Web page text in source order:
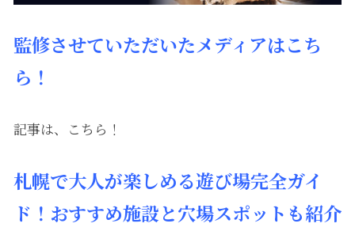
監修させていただいたメディアはこち
ら！
記事は、こちら！
札幌で大人が楽しめる遊び場完全ガイ
ド！おすすめ施設と穴場スポットも紹介